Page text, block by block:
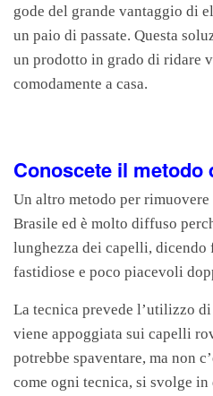
gode del grande vantaggio di
un paio di passate. Questa
un prodotto in grado di ridare
comodamente a casa.
Conoscete il metodo
Un altro metodo per
Brasile ed è molto diffuso
lunghezza dei capelli, dicendo
fastidiose e poco piacevoli
La tecnica prevede l’utilizzo di
viene appoggiata sui capelli
potrebbe spaventare, ma non
come ogni tecnica, si svolge in